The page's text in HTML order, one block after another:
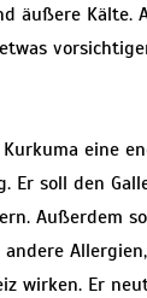
äußere Kälte.
eine
Er soll den
Außerdem
wirken. Er